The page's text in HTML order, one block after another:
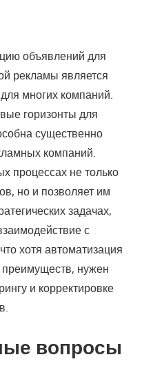
объявлений для
рекламы является
многих компаний.
горизонты для
существенно
компаний.
процессах не только
но и позволяет им
задачах,
с
хотя автоматизация
преимуществ, нужен
и корректировке
вопросы